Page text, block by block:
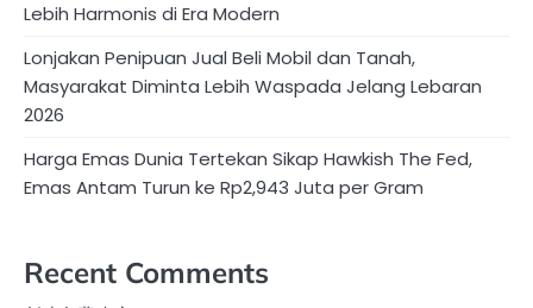
Lebih Harmonis di Era Modern
Lonjakan Penipuan Jual Beli Mobil dan Tanah,
Masyarakat Diminta Lebih Waspada Jelang Lebaran
2026
Harga Emas Dunia Tertekan Sikap Hawkish The Fed,
Emas Antam Turun ke Rp2,943 Juta per Gram
Recent Comments